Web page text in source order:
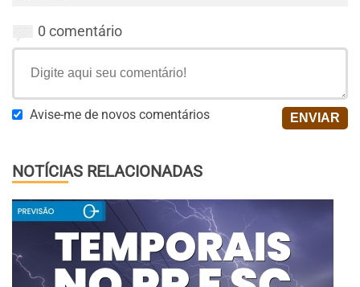
0 comentário
Avise-me de novos comentários
NOTÍCIAS RELACIONADAS